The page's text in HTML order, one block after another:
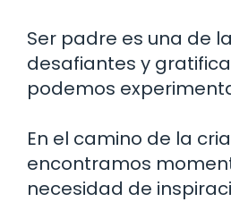
Ser padre es una de
desafiantes y
podemos
En el camino de la
encontramos
necesidad de